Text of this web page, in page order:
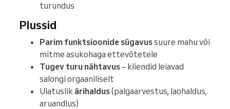
turundus
Plussid
Parim funktsioonide sügavussuure mahu või
mitme asukohaga ettevõtetele
Tugev turu nähtavus– kliendid leiavad
salongi orgaaniliselt
Ulatuslik ärihaldus(palgaarvestus, laohaldus,
aruandlus)